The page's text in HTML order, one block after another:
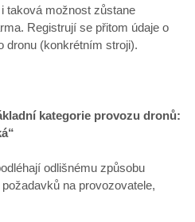
taková možnost zůstane
Registrují se přitom údaje o
dronu (konkrétním stroji).
kategorie provozu dronů:
odlišnému způsobu
na provozovatele,